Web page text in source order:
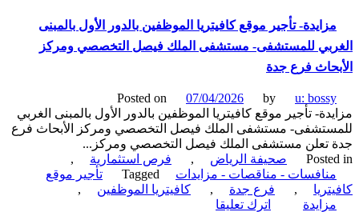
تأجير
موقع
كافيتريا
الأول
بالمبنى
الغربي
بالمستشفى-
مستشفى
الملك
فيصل
تأجير موقع كافيتريا الموظفين بالدور الأول بالمبنى
للمستشفى- مستشفى الملك فيصل التخصصي ومركز
فرع جدة
Posted on 07/04/2026 by
u:
تأجير موقع كافيتريا الموظفين بالدور الأول بالمبنى الغربي
مستشفى الملك فيصل التخصصي ومركز الأبحاث فرع
تعلن مستشفى الملك فيصل التخصصي ومركز...
صحيفة الرياض , فرص استثمارية
,
- مناقصات - مزايدات
Tagged
تأجير موقع
, فرع جدة , كافيتريا الموظفين
,
اترك تعليقاon